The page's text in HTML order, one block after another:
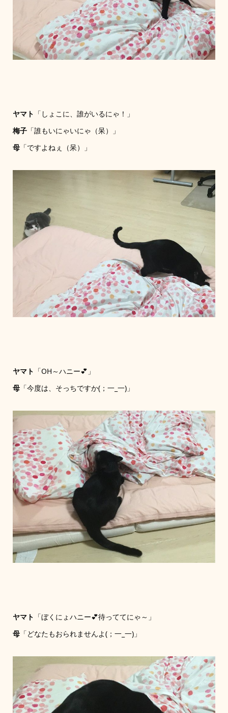
ヤマト 「しょこに、誰がいるにゃ！」
梅子「誰もいにゃいにゃ（呆）」
母「ですよねぇ（呆）」
ヤマト 「OH～ハニー💕」
母「今度は、そっちですか(；一_一)」
ヤマト 「ぼくにょハニー💕待っててにゃ～」
母「どなたもおられませんよ(；一_一)」